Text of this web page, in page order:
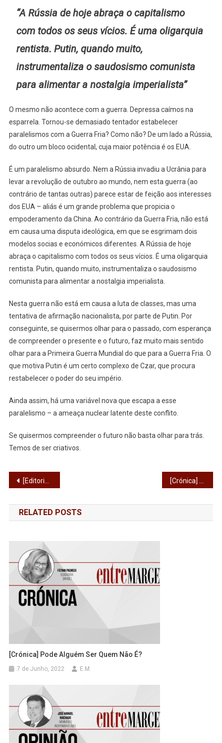
“A Rússia de hoje abraça o capitalismo
com todos os seus vícios. É uma oligarquia
rentista. Putin, quando muito,
instrumentaliza o saudosismo comunista
para alimentar a nostalgia imperialista”
O mesmo não acontece com a guerra. Depressa caímos na
esparrela. Tornou-se demasiado tentador estabelecer
paralelismos com a Guerra Fria? Como não? De um lado a Rússia,
do outro um bloco ocidental, cuja maior potência é os EUA.
É um paralelismo absurdo. Nem a Rússia invadiu a Ucrânia para
levar a revolução de outubro ao mundo, nem esta guerra (ao
contrário de tantas outras) parece estar de feição aos interesses
dos EUA – aliás é um grande problema que propicia o
empoderamento da China. Ao contrário da Guerra Fria, não está
em causa uma disputa ideológica, em que se esgrimam dois
modelos socias e económicos diferentes. A Rússia de hoje
abraça o capitalismo com todos os seus vícios. É uma oligarquia
rentista. Putin, quando muito, instrumentaliza o saudosismo
comunista para alimentar a nostalgia imperialista.
Nesta guerra não está em causa a luta de classes, mas uma
tentativa de afirmação nacionalista, por parte de Putin. Por
conseguinte, se quisermos olhar para o passado, com esperança
de compreender o presente e o futuro, faz muito mais sentido
olhar para a Primeira Guerra Mundial do que para a Guerra Fria. O
que motiva Putin é um certo complexo de Czar, que procura
restabelecer o poder do seu império.
Ainda assim, há uma variável nova que escapa a esse
paralelismo – a ameaça nuclear latente deste conflito.
Se quisermos compreender o futuro não basta olhar para trás.
Temos de ser criativos.
Navegação
de
artigos
[Editorial] Meu querido Zé Manel, [Crónica] Pode alguém ser quem não é?
RELATED POSTS
[Crónica] Pode Alguém Ser Quem Não É?
7 de Junho, 2022 E.M.